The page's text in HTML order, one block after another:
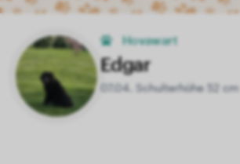
Hovawart
Edgar
07.04. Schulterhöhe 52 cm